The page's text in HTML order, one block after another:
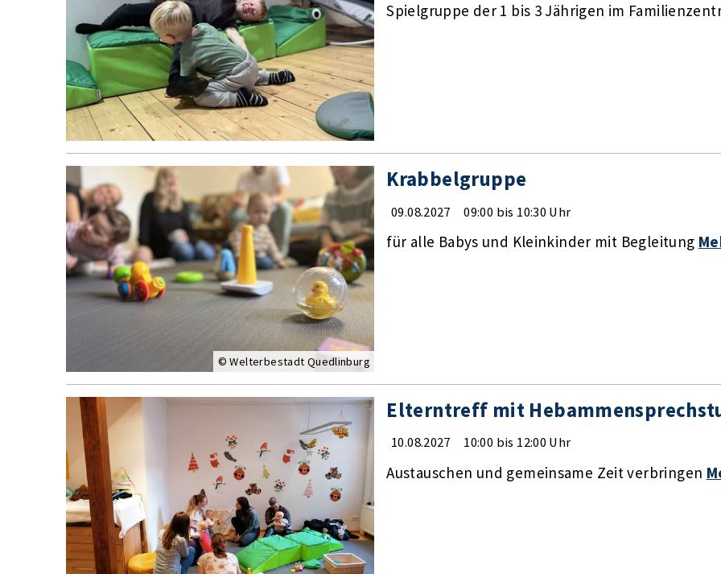
Spielgruppe der 1 bis 3 Jährigen im
Krabbelgruppe
09.08.2027 09:00 bis 10:30 Uhr
für alle Babys und Kleinkinder mit Begleitung
© Welterbestadt Quedlinburg
Elterntreff mit
10.08.2027 10:00 bis 12:00 Uhr
Austauschen und gemeinsame Zeit verbringen